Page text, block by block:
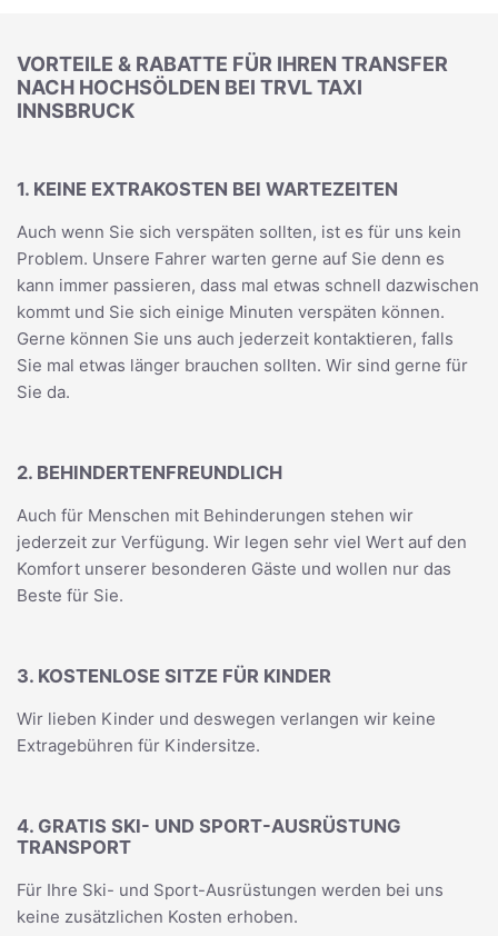
VORTEILE & RABATTE FÜR IHREN TRANSFER
NACH HOCHSÖLDEN BEI TRVL TAXI
INNSBRUCK
1. KEINE EXTRAKOSTEN BEI WARTEZEITEN
Auch wenn Sie sich verspäten sollten, ist es für uns kein
Problem. Unsere Fahrer warten gerne auf Sie denn es
kann immer passieren, dass mal etwas schnell dazwischen
kommt und Sie sich einige Minuten verspäten können.
Gerne können Sie uns auch jederzeit kontaktieren, falls
Sie mal etwas länger brauchen sollten. Wir sind gerne für
Sie da.
2. BEHINDERTENFREUNDLICH
Auch für Menschen mit Behinderungen stehen wir
jederzeit zur Verfügung. Wir legen sehr viel Wert auf den
Komfort unserer besonderen Gäste und wollen nur das
Beste für Sie.
3. KOSTENLOSE SITZE FÜR KINDER
Wir lieben Kinder und deswegen verlangen wir keine
Extragebühren für Kindersitze.
4. GRATIS SKI- UND SPORT-AUSRÜSTUNG
TRANSPORT
Für Ihre Ski- und Sport-Ausrüstungen werden bei uns
keine zusätzlichen Kosten erhoben.